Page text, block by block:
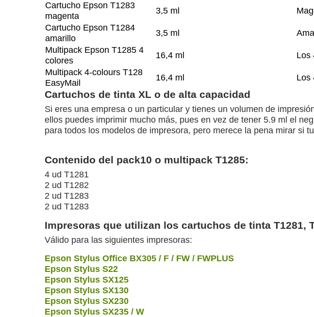
Cartucho Epson T1283
magenta
3,5 ml
Cartucho Epson T1284
amarillo
3,5 ml
Multipack Epson T1285 4
colores
16,4 ml Los
Multipack 4-colours T128
EasyMail
16,4 ml Los
Cartuchos de tinta XL o de alta capacidad
Si eres una empresa o un particular y tienes un volumen de
ellos puedes imprimir mucho más, pues en vez de tener 5.9 ml el
para todos los modelos de impresora, pero merece la pena mirar si
Contenido del pack10 o multipack T1285:
4 ud T1281
2 ud T1282
2 ud T1283
2 ud T1283
Impresoras que utilizan los cartuchos de tinta T1281,
Válido para las siguientes impresoras:
Epson Stylus Office BX305 / F / FW / FWPLUS
Epson Stylus S22
Epson Stylus SX125
Epson Stylus SX130
Epson Stylus SX230
Epson Stylus SX235 / W